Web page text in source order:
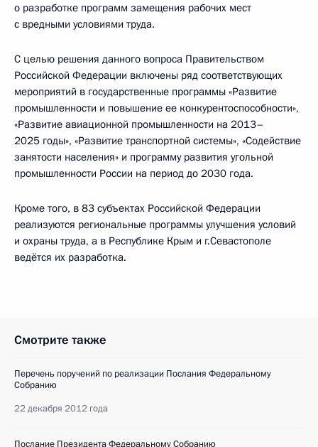
о разработке программ замещения рабочих мест
с вредными условиями труда.
С целью решения данного вопроса Правительством
Российской Федерации включены ряд соответствующих
мероприятий в государственные программы «Развитие
промышленности и повышение ее конкурентоспособности»,
«Развитие авиационной промышленности на 2013–
2025 годы», «Развитие транспортной системы», «Содействие
занятости населения» и программу развития угольной
промышленности России на период до 2030 года.
Кроме того, в 83 субъектах Российской Федерации
реализуются региональные программы улучшения условий
и охраны труда, а в Республике Крым и г.Севастополе
ведётся их разработка.
Смотрите также
Перечень поручений по реализации Послания Федеральному
Собранию
22 декабря 2012 года
Послание Президента Федеральному Собранию